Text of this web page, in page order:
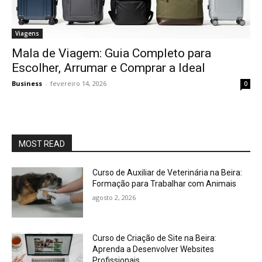
Viagens
Mala de Viagem: Guia Completo para
Escolher, Arrumar e Comprar a Ideal
Business - fevereiro 14, 2026 0
MOST READ
Curso de Auxiliar de Veterinária na Beira:
Formação para Trabalhar com Animais
agosto 2, 2026
Curso de Criação de Site na Beira:
Aprenda a Desenvolver Websites
Profissionais